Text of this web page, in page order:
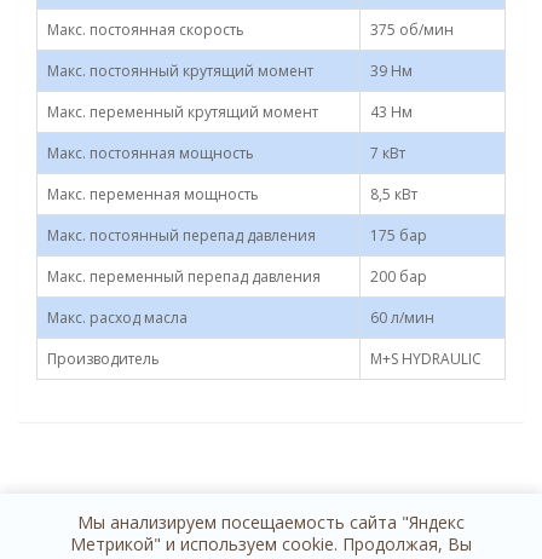
Макс. постоянная скорость
375 об/мин
Макс. постоянный крутящий момент
39 Нм
Макс. переменный крутящий момент
43 Нм
Макс. постоянная мощность
7 кВт
Макс. переменная мощность
8,5 кВт
Макс. постоянный перепад давления
175 бар
Макс. переменный перепад давления
200 бар
Макс. расход масла
60 л/мин
Производитель
M+S HYDRAULIC
Мы анализируем посещаемость сайта "Яндекс
Метрикой" и используем cookie. Продолжая, Вы